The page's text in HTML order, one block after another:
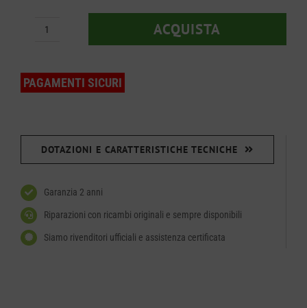
DOTAZIONI E CARATTERISTICHE TECNICHE
Garanzia 2 anni
Riparazioni con ricambi originali e sempre disponibili
Siamo rivenditori ufficiali e assistenza certificata
KP
M
ACQUISTA
PAGAMENTI SICURI